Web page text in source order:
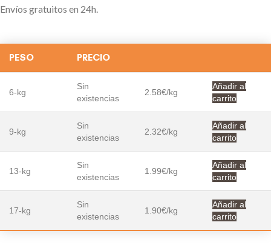
Envíos gratuitos en 24h.
PESO PRECIO
6-kg
Sin
existencias
2.58€/kg
Añadir al
carrito
9-kg
Sin
existencias
2.32€/kg
Añadir al
carrito
13-kg
Sin
existencias
1.99€/kg
Añadir al
carrito
17-kg
Sin
existencias
1.90€/kg
Añadir al
carrito